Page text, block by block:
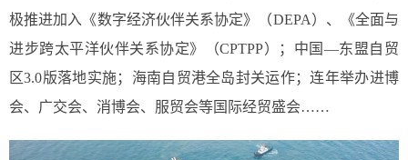
极推进加入《数字经济伙伴关系协定》（DEPA）、《全面与
进步跨太平洋伙伴关系协定》（CPTPP）；中国—东盟自贸
区3.0版落地实施；海南自贸港全岛封关运作；连年举办进博
会、广交会、消博会、服贸会等国际经贸盛会……